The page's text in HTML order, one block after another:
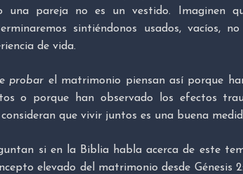
una pareja no es un vestido. Imaginen
sintiéndonos usados, vacíos, no
de vida.
probar el matrimonio piensan así porque
o porque han observado los efectos
que vivir juntos es una buena
si en la Biblia habla acerca de este
elevado del matrimonio desde Génesis